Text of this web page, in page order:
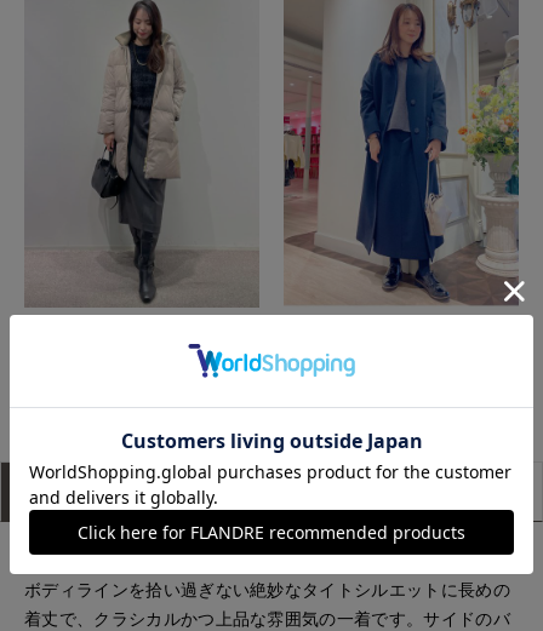
アイテム説明
■デザイン
ボディラインを拾い過ぎない絶妙なタイトシルエットに長めの
着丈で、クラシカルかつ上品な雰囲気の一着です。サイドのバ